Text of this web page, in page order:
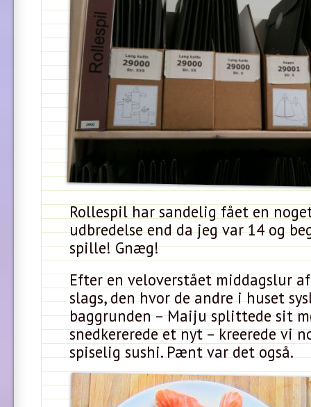
Rollespil har sandelig fået en
udbredelse end da jeg var 14 og
spille! Gnæg!
Efter en veloverstået middagslur
slags, den hvor de andre i huset
baggrunden – Maiju splittede sit
snedkererede et nyt – kreerede vi
spiselig sushi. Pænt var det også.